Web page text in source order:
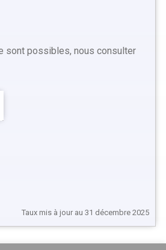
sont possibles, nous consulter
Taux mis à jour au 31 décembre 2025